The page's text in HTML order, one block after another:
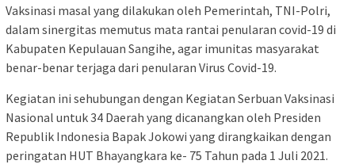
Vaksinasi masal yang dilakukan oleh Pemerintah, TNI-Polri,
dalam sinergitas memutus mata rantai penularan covid-19 di
Kabupaten Kepulauan Sangihe, agar imunitas masyarakat
benar-benar terjaga dari penularan Virus Covid-19.
Kegiatan ini sehubungan dengan Kegiatan Serbuan Vaksinasi
Nasional untuk 34 Daerah yang dicanangkan oleh Presiden
Republik Indonesia Bapak Jokowi yang dirangkaikan dengan
peringatan HUT Bhayangkara ke- 75 Tahun pada 1 Juli 2021.